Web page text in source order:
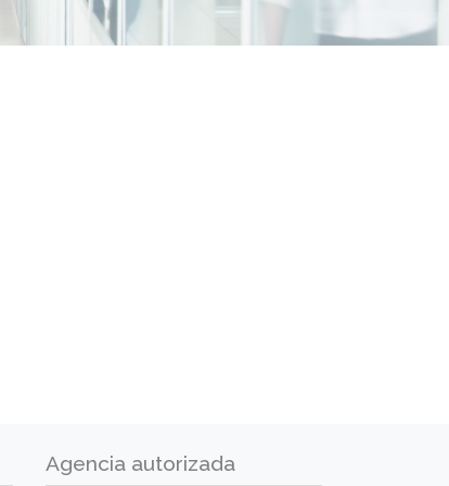
Agencia autorizada